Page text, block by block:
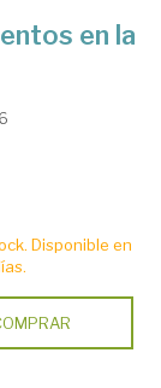
en la
Disponible en